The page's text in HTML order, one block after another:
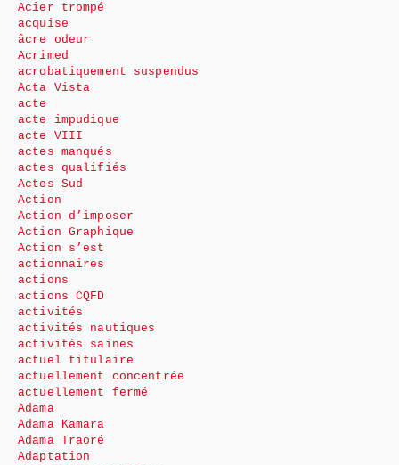
Acier trompé
acquise
âcre odeur
Acrimed
acrobatiquement suspendus
Acta Vista
acte
acte impudique
acte VIII
actes manqués
actes qualifiés
Actes Sud
Action
Action d’imposer
Action Graphique
Action s’est
actionnaires
actions
actions CQFD
activités
activités nautiques
activités saines
actuel titulaire
actuellement concentrée
actuellement fermé
Adama
Adama Kamara
Adama Traoré
Adaptation